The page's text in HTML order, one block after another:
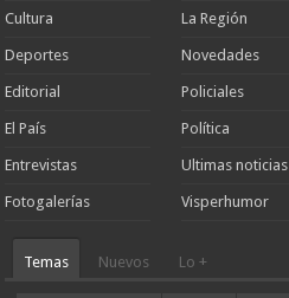
Cultura
Deportes
Editorial
El País
Entrevistas
Fotogalerías
La Región
Novedades
Policiales
Política
Ultimas noticias
Visperhumor
Temas Nuevos Lo +